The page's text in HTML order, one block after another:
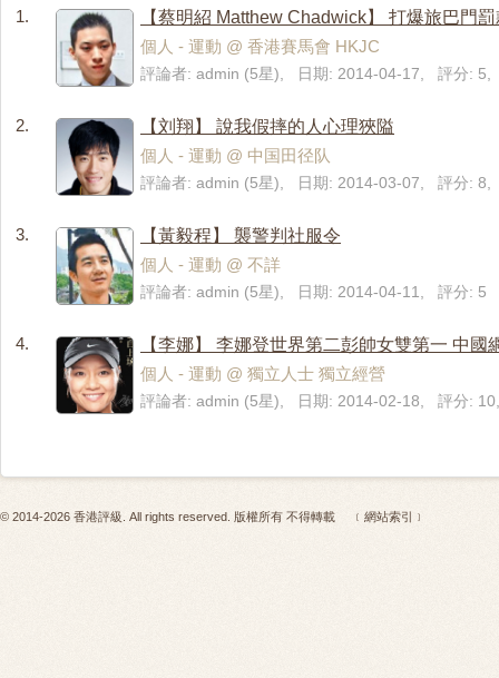
1.
【蔡明紹 Matthew Chadwick】 打爆旅巴門
個人 - 運動 @ 香港賽馬會 HKJC
評論者: admin (5星), 日期: 2014-04-17, 評分: 5,
2.
【刘翔】 說我假摔的人心理狹隘
個人 - 運動 @ 中国田径队
評論者: admin (5星), 日期: 2014-03-07, 評分: 8,
3.
【黃毅程】 襲警判社服令
個人 - 運動 @ 不詳
評論者: admin (5星), 日期: 2014-04-11, 評分: 5
4.
【李娜】 李娜登世界第二彭帥女雙第一 中國
個人 - 運動 @ 獨立人士 獨立經營
評論者: admin (5星), 日期: 2014-02-18, 評分:
© 2014-2026 香港評級. All rights reserved. 版權所有 不得轉載 ﹝網站索引﹞